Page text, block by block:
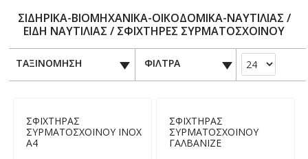
ΣΙΔΗΡΙΚΑ-ΒΙΟΜΗΧΑΝΙΚΑ-ΟΙΚΟΔΟΜΙΚΑ-ΝΑΥΤΙΛΙΑΣ /
ΕΙΔΗ ΝΑΥΤΙΛΙΑΣ / ΣΦΙΧΤΗΡΕΣ ΣΥΡΜΑΤΟΣΧΟΙΝΟΥ
ΤΑΞΙΝΟΜΗΣΗ ΦΙΛΤΡΑ
ΣΦΙΧΤΗΡΑΣ
ΣΥΡΜΑΤΟΣΧΟΙΝΟΥ ΙΝΟΧ
Α4
ΣΦΙΧΤΗΡΑΣ
ΣΥΡΜΑΤΟΣΧΟΙΝΟΥ
ΓΑΛΒΑΝΙΖΕ